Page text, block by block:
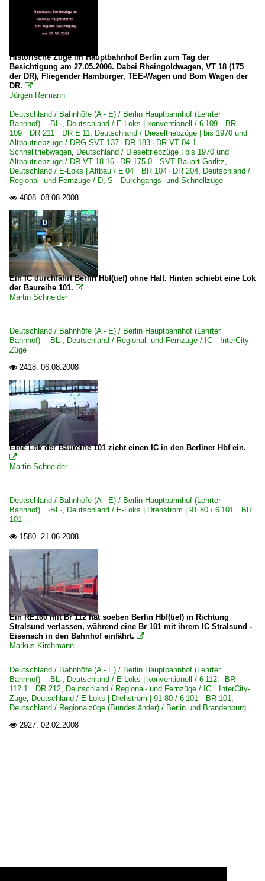
Historische Züge im Hauptbahnhof Berlin zum Tag der
Besichtigung am 27.05.2006. Dabei Rheingoldwagen, VT 18 (175
der DR), Fliegender Hamburger, TEE-Wagen und Bom Wagen der
DR. 
Jürgen Reimann
Deutschland / Bahnhöfe (A - E) / Berlin Hauptbahnhof (Lehrter
Bahnhof) ·BL·, Deutschland / E-Loks | konventionell / 6 109 BR
109 DR 211 DR E 11, Deutschland / Dieseltriebzüge | bis 1970 und
Altbautriebzüge / DRG SVT 137 · DR 183 · DR VT 04.1
Schnelltriebwagen, Deutschland / Dieseltriebzüge | bis 1970 und
Altbautriebzüge / DR VT 18.16 · DR 175.0 SVT Bauart Görlitz,
Deutschland / E-Loks | Altbau / E 04 BR 104 · DR 204, Deutschland /
Regional- und Fernzüge / D, S Durchgangs- und Schnellzüge
 4808. 08.08.2008
Ein IC durchfährt Berlin Hbf(tief) ohne Halt. Hinten schiebt eine Lok
der Baureihe 101. 
Martin Schneider
Deutschland / Bahnhöfe (A - E) / Berlin Hauptbahnhof (Lehrter
Bahnhof) ·BL·, Deutschland / Regional- und Fernzüge / IC InterCity-
Züge
 2418. 06.08.2008
Eine Lok der Baureihe 101 zieht einen IC in den Berliner Hbf ein.

Martin Schneider
Deutschland / Bahnhöfe (A - E) / Berlin Hauptbahnhof (Lehrter
Bahnhof) ·BL·, Deutschland / E-Loks | Drehstrom | 91 80 / 6 101 BR
101
 1580. 21.06.2008
Ein RE160 mit Br 112 hat soeben Berlin Hbf(tief) in Richtung
Stralsund verlassen, während eine Br 101 mit ihrem IC Stralsund -
Eisenach in den Bahnhof einfährt. 
Markus Kirchmann
Deutschland / Bahnhöfe (A - E) / Berlin Hauptbahnhof (Lehrter
Bahnhof) ·BL·, Deutschland / E-Loks | konventionell / 6 112 BR
112.1 DR 212, Deutschland / Regional- und Fernzüge / IC InterCity-
Züge, Deutschland / E-Loks | Drehstrom | 91 80 / 6 101 BR 101,
Deutschland / Regionalzüge (Bundesländer) / Berlin und Brandenburg
 2927. 02.02.2008